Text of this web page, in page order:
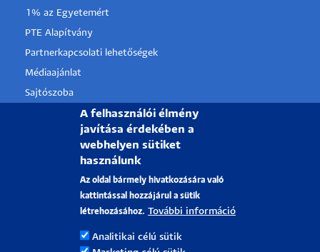
1% az Egyetemért
PTE Alapítvány
Partnerkapcsolati lehetőségek
Médiaajánlat
Sajtószoba
Pályázati projektek
PÉCSI TUDOMÁNYEGYETEM
H-7622 Pécs, Vasvári Pál utca. 4.
Tel.:+36-72/501-500
Rektori Kabinet: +36 30/787-2913
A felhasználói élmény
javítása érdekében a
webhelyen sütiket
használunk
Az oldal bármely hivatkozására való
kattintással hozzájárul a sütik
létrehozásához. További információ
Analitikai célú sütik